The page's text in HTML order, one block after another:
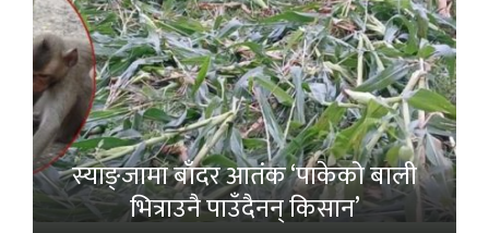
स्याङ्जामा बाँदर आतंक ‘पाकेको बाली
भित्राउनै पाउँदैनन् किसान’